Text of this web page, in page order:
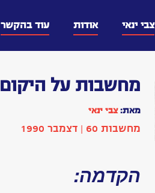
צבי ינאי אודות עוד בהקשר
מחשבות על היקום
מאת:צבי ינאי
מחשבות 60 | דצמבר 1990
הקדמה: